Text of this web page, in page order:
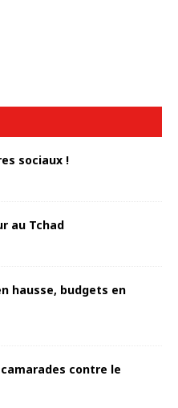
sociaux !
au Tchad
hausse, budgets en
contre le